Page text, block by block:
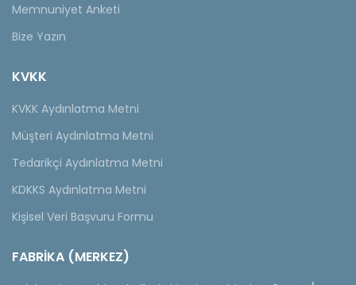
Memnuniyet Anketi
Bize Yazın
KVKK
KVKK Aydınlatma Metni
Müşteri Aydınlatma Metni
Tedarikçi Aydınlatma Metni
KDKKS Aydınlatma Metni
Kişisel Veri Başvuru Formu
FABRİKA (MERKEZ)